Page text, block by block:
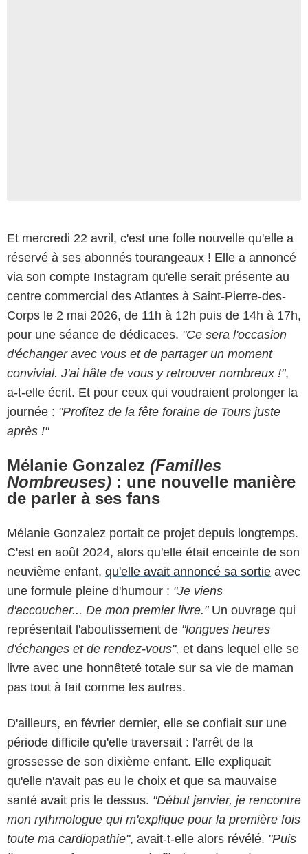
Et mercredi 22 avril, c'est une folle nouvelle qu'elle a
réservé à ses abonnés tourangeaux ! Elle a annoncé
via son compte Instagram qu'elle serait présente au
centre commercial des Atlantes à Saint-Pierre-des-
Corps le 2 mai 2026, de 11h à 12h puis de 14h à 17h,
pour une séance de dédicaces. "Ce sera l'occasion
d'échanger avec vous et de partager un moment
convivial. J'ai hâte de vous y retrouver nombreux !",
a-t-elle écrit. Et pour ceux qui voudraient prolonger la
journée : "Profitez de la fête foraine de Tours juste
après !"
Mélanie Gonzalez (Familles
Nombreuses) : une nouvelle manière
de parler à ses fans
Mélanie Gonzalez portait ce projet depuis longtemps.
C'est en août 2024, alors qu'elle était enceinte de son
neuvième enfant, qu'elle avait annoncé sa sortie avec
une formule pleine d'humour : "Je viens
d'accoucher... De mon premier livre." Un ouvrage qui
représentait l'aboutissement de "longues heures
d'échanges et de rendez-vous", et dans lequel elle se
livre avec une honnêteté totale sur sa vie de maman
pas tout à fait comme les autres.
D'ailleurs, en février dernier, elle se confiait sur une
période difficile qu'elle traversait : l'arrêt de la
grossesse de son dixième enfant. Elle expliquait
qu'elle n'avait pas eu le choix et que sa mauvaise
santé avait pris le dessus. "Début janvier, je rencontre
mon rythmologue qui m'explique pour la première fois
toute ma cardiopathie", avait-t-elle alors révélé. "Puis